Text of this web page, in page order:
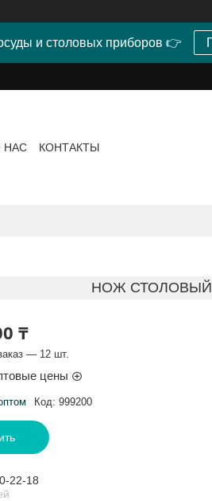
и столовых приборов 👉
НАС КОНТАКТЫ
НОЖ СТОЛОВЫЙ
₸
— 12 шт.
цены
Код: 999200
22-18